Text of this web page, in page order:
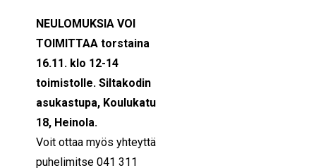
NEULOMUKSIA VOI
TOIMITTAA torstaina
16.11. klo 12-14
toimistolle. Siltakodin
asukastupa, Koulukatu
18, Heinola.
Voit ottaa myös yhteyttä
puhelimitse 041 311